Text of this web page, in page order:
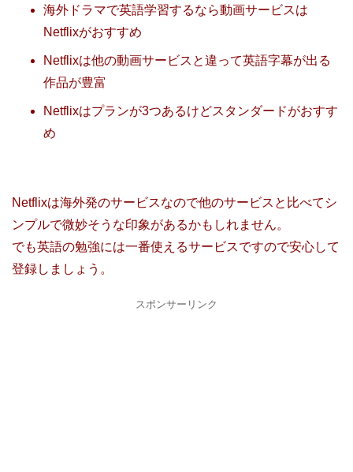
海外ドラマで英語学習するなら動画サービスは
Netflixがおすすめ
Netflixは他の動画サービスと違って英語字幕が出る
作品が豊富
Netflixはプランが3つあるけどスタンダードがおすす
め
Netflixは海外発のサービスなので他のサービスと比べてシ
ンプルで微妙そうな印象があるかもしれません。
でも英語の勉強には一番使えるサービスですので安心して
登録しましょう。
スポンサーリンク